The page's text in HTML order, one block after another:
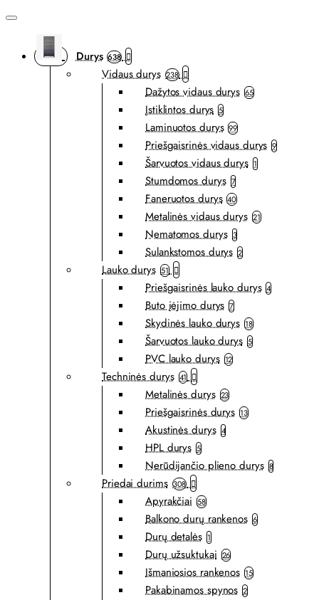
Durys 638
Vidaus durys 238
Dažytos vidaus durys 65
Įstiklintos durys 5
Laminuotos durys 99
Priešgaisrinės vidaus durys 9
Šarvuotos vidaus durys 1
Stumdomos durys 7
Faneruotos durys 40
Metalinės vidaus durys 21
Nematomos durys 3
Sulankstomos durys 2
Lauko durys 51
Priešgaisrinės lauko durys 4
Buto įėjimo durys 7
Skydinės lauko durys 18
Šarvuotos lauko durys 5
PVC lauko durys 12
Techninės durys 41
Metalinės durys 23
Priešgaisrinės durys 13
Akustinės durys 4
HPL durys 5
Nerūdijančio plieno durys 8
Priedai durims 308
Apyrakčiai 58
Balkono durų rankenos 6
Durų detalės 1
Durų užsuktukai 26
Išmaniosios rankenos 15
Pakabinamos spynos 2